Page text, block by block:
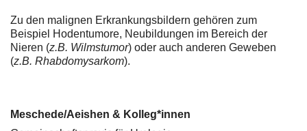
Zu den malignen Erkrankungsbildern gehören zum
Beispiel Hodentumore, Neubildungen im Bereich der
Nieren (z.B. Wilmstumor) oder auch anderen Geweben
(z.B. Rhabdomysarkom).
Meschede/Aeishen & Kolleg*innen